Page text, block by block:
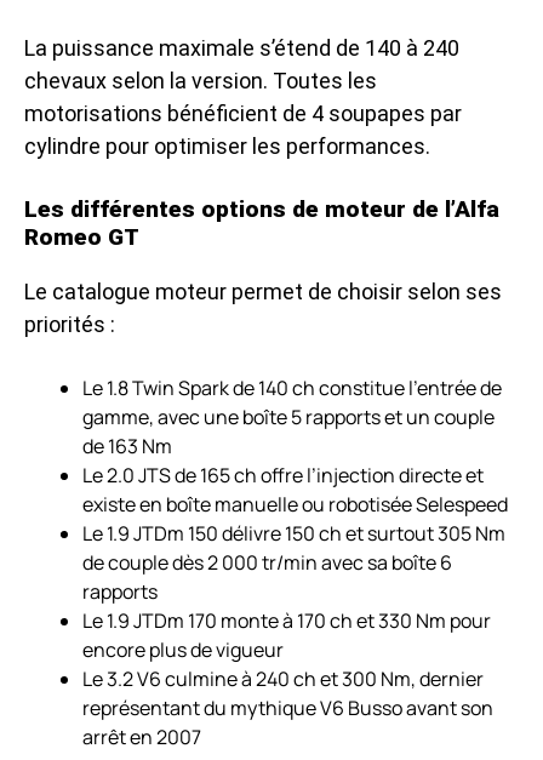
La puissance maximale s’étend de 140 à 240
chevaux selon la version. Toutes les
motorisations bénéficient de 4 soupapes par
cylindre pour optimiser les performances.
Les différentes options de moteur de l’Alfa
Romeo GT
Le catalogue moteur permet de choisir selon ses
priorités :
Le 1.8 Twin Spark de 140 ch constitue l’entrée de
gamme, avec une boîte 5 rapports et un couple
de 163 Nm
Le 2.0 JTS de 165 ch offre l’injection directe et
existe en boîte manuelle ou robotisée Selespeed
Le 1.9 JTDm 150 délivre 150 ch et surtout 305 Nm
de couple dès 2 000 tr/min avec sa boîte 6
rapports
Le 1.9 JTDm 170 monte à 170 ch et 330 Nm pour
encore plus de vigueur
Le 3.2 V6 culmine à 240 ch et 300 Nm, dernier
représentant du mythique V6 Busso avant son
arrêt en 2007